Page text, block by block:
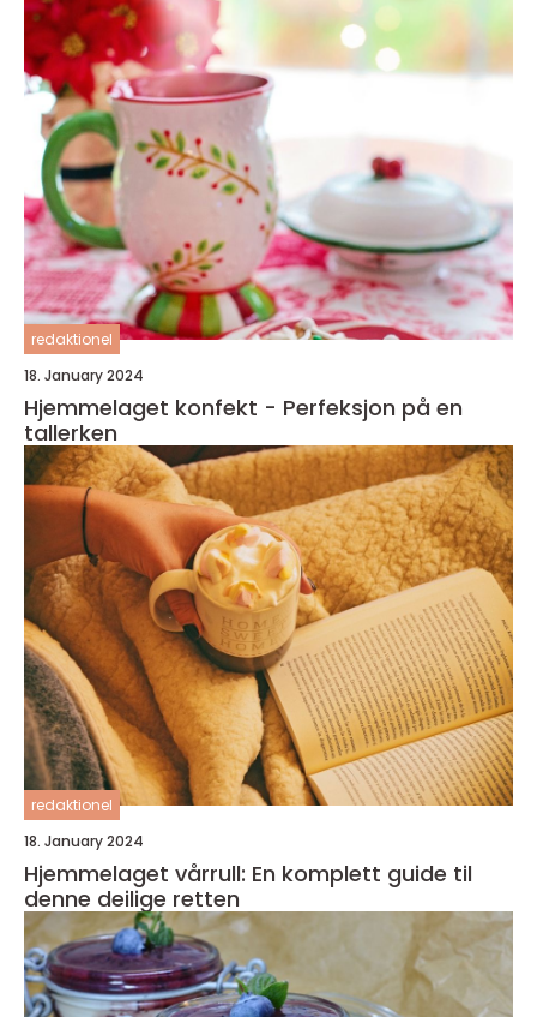
redaktionel
18. January 2024
Hjemmelaget konfekt - Perfeksjon på en
tallerken
redaktionel
18. January 2024
Hjemmelaget vårrull: En komplett guide til
denne deilige retten